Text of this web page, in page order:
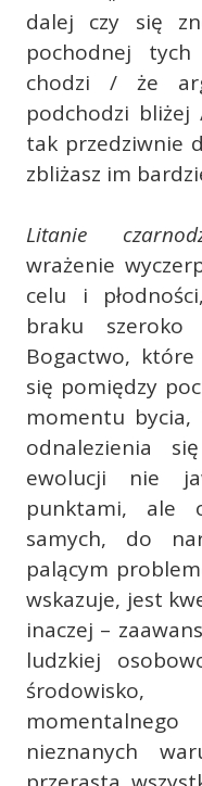
dalej czy się
pochodnej
chodzi / że
podchodzi
tak przedziwnie
zbliżasz im
Litanie
wrażenie
celu i
braku szeroko
Bogactwo, które
się pomiędzy
momentu bycia,
odnalezienia
ewolucji nie
punktami, ale
samych, do
palącym
wskazuje, jest
inaczej –
ludzkiej
nieznanych